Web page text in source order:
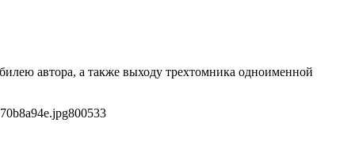
автора, а также выходу трехтомника одноименной
800533